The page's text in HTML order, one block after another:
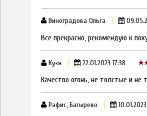
Виноградова Ольга
Все прекрасно, рекомендую к
Кузя 22.01.2023 17:38
Качество огонь, не толстые и не
Рафис, Батырево